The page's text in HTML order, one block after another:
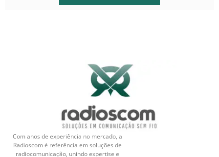
Com anos de experiência no mercado, a
Radioscom é referência em soluções de
radiocomunicação, unindo expertise e